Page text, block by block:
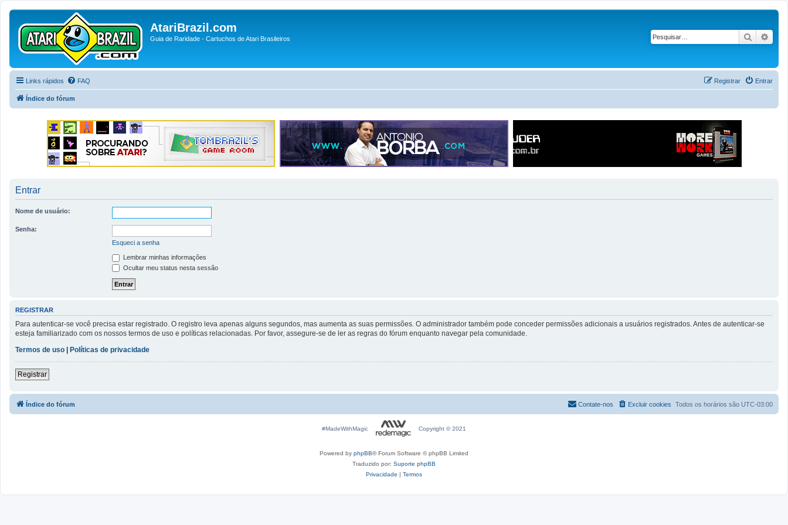
AtariBrazil.com
Guia de Raridade - Cartuchos de Atari Brasileiros Pesquisar
Links rápidos FAQ Entrar
Registrar
Índice do fórum
Entrar
Nome de usuário:
Senha:
Esqueci a senha
Lembrar minhas informações
Ocultar meu status nesta sessão
REGISTRAR
Para autenticar-se você precisa estar registrado. O registro leva apenas alguns segundos, mas aumenta as suas permissões. O administrador também pode conceder permissões adicionais a usuários registrados. Antes de autenticar-se
esteja familiarizado com os nossos termos de uso e políticas relacionadas. Por favor, assegure-se de ler as regras do fórum enquanto navegar pela comunidade.
Termos de uso | Políticas de privacidade
Registrar
Índice do fórum Todos os horários são UTC-03:00
Excluir cookies
Contate-nos
#MadeWithMagic Copyright © 2021
Powered by phpBB® Forum Software © phpBB Limited
Traduzido por: Suporte phpBB
Privacidade | Termos